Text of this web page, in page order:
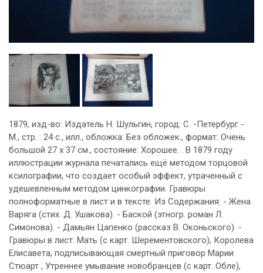
1879, изд-во: Издатель Н. Шульгин, город: С. -Петербург -
М., стр. : 24 с., илл., обложка: Без обложек., формат: Очень
большой 27 х 37 см., состояние: Хорошее. . В 1879 году
иллюстрации журнала печатались ещё методом торцовой
ксилографии, что создает особый эффект, утраченный с
удешевленным методом цинкографии. Гравюры
полноформатные в лист и в тексте. Из Содержания: - Жена
Варяга (стих. Д. Ушакова). - Баской (этногр. роман Л.
Симонова). - Дамьян Цапенко (рассказ В. Оконьского). -
Гравюры в лист: Мать (с карт. Шерементовского), Королева
Елисавета, подписывающая смертный приговор Марии
Стюарт , Утреннее умывание новобранцев (с карт. Обле),